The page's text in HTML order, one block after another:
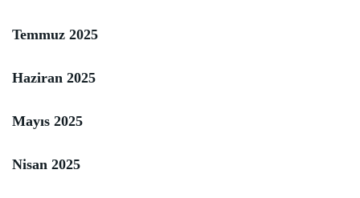
Temmuz 2025
Haziran 2025
Mayıs 2025
Nisan 2025